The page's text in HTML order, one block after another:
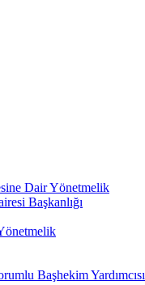
Dair Yönetmelik
Başkanlığı
Başhekim Yardımcısı